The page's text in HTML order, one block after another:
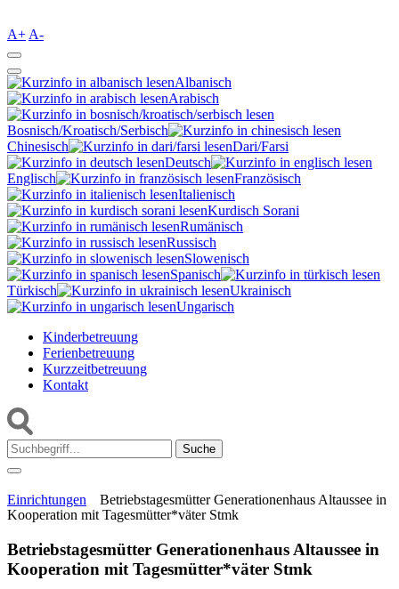
A+ A-
Albanisch
Arabisch
Bosnisch/Kroatisch/Serbisch
Chinesisch
Dari/Farsi
Deutsch
Englisch
Französisch
Italienisch
Kurdisch Sorani‎
Rumänisch
Russisch
Slowenisch
Spanisch
Türkisch
Ukrainisch
Ungarisch
Kinderbetreuung
Ferienbetreuung
Kurzzeitbetreuung
Kontakt
Suche:
Einrichtungen
Betriebstagesmütter Generationenhaus Altaussee in
Kooperation mit Tagesmütter*väter Stmk
Betriebstagesmütter Generationenhaus Altaussee in
Kooperation mit Tagesmütter*väter Stmk